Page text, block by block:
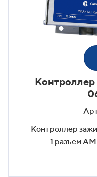
Контроллер
1 разъем